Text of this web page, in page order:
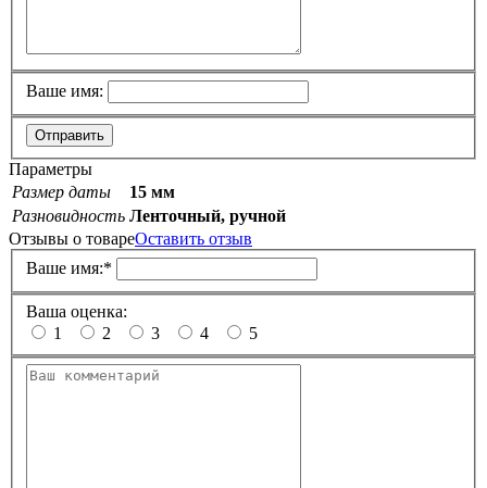
Ваше имя:
Отправить
Параметры
Размер даты
15 мм
Разновидность Ленточный, ручной
Отзывы о товареОставить отзыв
Ваше имя:*
Ваша оценка:
1
2 3 4 5